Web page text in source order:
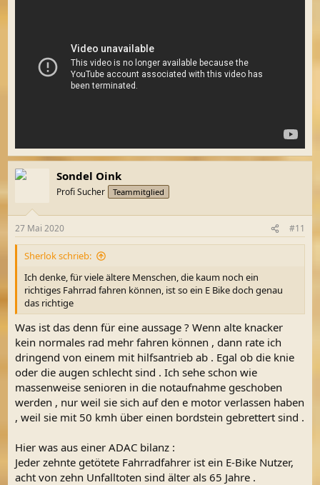
Sondel Oink
Profi Sucher Teammitglied
27 Mai 2020 #11
Sherlok schrieb:
Ich denke, für viele ältere Menschen, die kaum noch ein
richtiges Fahrrad fahren können, ist so ein E Bike doch genau
das richtige
Was ist das denn für eine aussage ? Wenn alte knacker
kein normales rad mehr fahren können , dann rate ich
dringend von einem mit hilfsantrieb ab . Egal ob die knie
oder die augen schlecht sind . Ich sehe schon wie
massenweise senioren in die notaufnahme geschoben
werden , nur weil sie sich auf den e motor verlassen haben
, weil sie mit 50 kmh über einen bordstein gebrettert sind .
Hier was aus einer ADAC bilanz :
Jeder zehnte getötete Fahrradfahrer ist ein E-Bike Nutzer,
acht von zehn Unfalltoten sind älter als 65 Jahre .